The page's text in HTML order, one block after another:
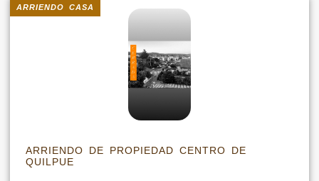
ARRIENDO DE PROPIEDAD CENTRO DE
QUILPUE
ARRIENDO CASA